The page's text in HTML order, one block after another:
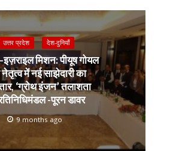
उत्तर प्रदेश देश-दुनियाँ
मिशन: पीयूष गोयल
में नई साझेदारी का
‘ग्रोथ इंजन’ तलाशता
-पूरन डावर
9 months ago